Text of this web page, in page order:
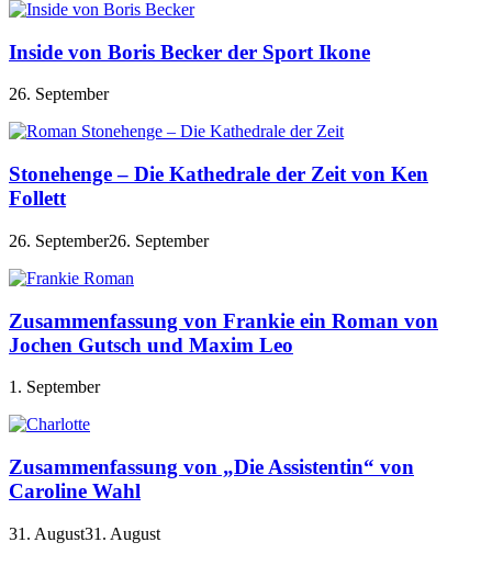
Inside von Boris Becker der Sport Ikone
26. September
Stonehenge – Die Kathedrale der Zeit von Ken
Follett
26. September26. September
Zusammenfassung von Frankie ein Roman von
Jochen Gutsch und Maxim Leo
1. September
Zusammenfassung von „Die Assistentin“ von
Caroline Wahl
31. August31. August